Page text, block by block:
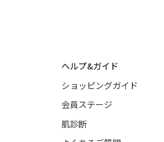
ヘルプ&ガイド
ショッピングガイド
会員ステージ
肌診断